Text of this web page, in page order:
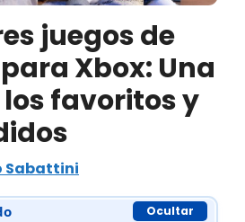
juegos de
Xbox: Una
favoritos y
Sabattini
Ocultar